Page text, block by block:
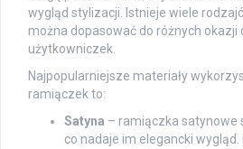
wygląd stylizacji. Istnieje wiele
można dopasować do różnych okazji
użytkowniczek.
Najpopularniejsze materiały
ramiączek to:
Satyna – ramiączka satynowe
co nadaje im elegancki